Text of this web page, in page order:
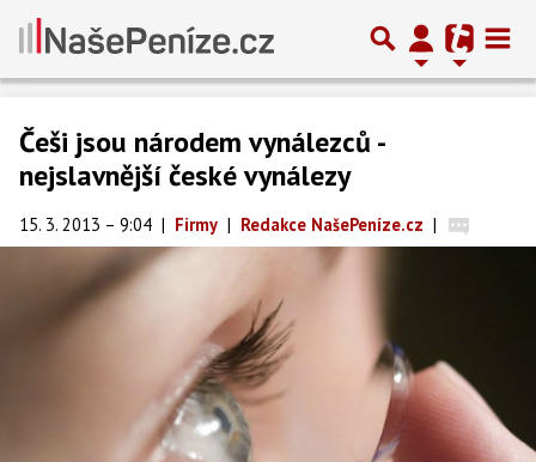
Češi jsou národem vynálezců -
nejslavnější české vynálezy
15. 3. 2013 – 9:04 | Firmy | Redakce NašePeníze.cz |